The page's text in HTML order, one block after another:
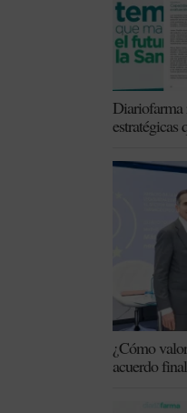
Diariofarma
estratégicas
¿Cómo
acuerdo